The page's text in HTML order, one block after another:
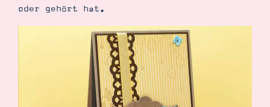
Demonstrator werden
oder gehört hat.